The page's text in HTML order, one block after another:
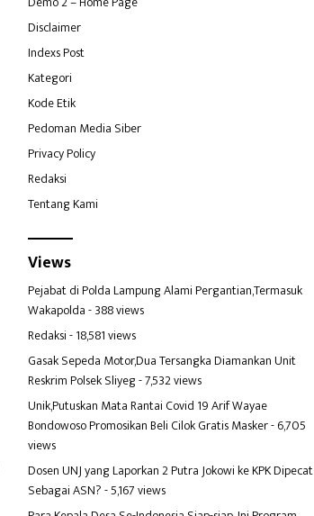
Disclaimer
Indexs Post
Kategori
Kode Etik
Pedoman Media Siber
Privacy Policy
Redaksi
Tentang Kami
Views
Pejabat di Polda Lampung Alami Pergantian,Termasuk
Wakapolda- 388 views
Redaksi- 18,581 views
Gasak Sepeda Motor,Dua Tersangka Diamankan Unit
Reskrim Polsek Sliyeg- 7,532 views
Unik,Putuskan Mata Rantai Covid 19 Arif Wayae
Bondowoso Promosikan Beli Cilok Gratis Masker- 6,705
views
Dosen UNJ yang Laporkan 2 Putra Jokowi ke KPK Dipecat
Sebagai ASN?- 5,167 views